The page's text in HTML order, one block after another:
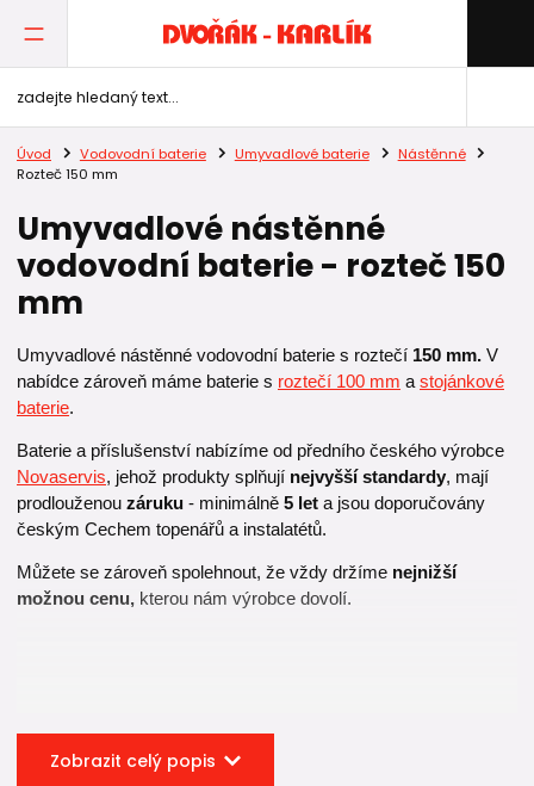
Úvod Vodovodní baterie Umyvadlové baterie
Nástěnné
Rozteč 150 mm
Umyvadlové nástěnné
vodovodní baterie - rozteč 150
mm
Umyvadlové nástěnné vodovodní baterie s roztečí 150 mm. V
nabídce zároveň máme baterie s roztečí 100 mm a stojánkové
baterie.
Baterie a příslušenství nabízíme od předního českého výrobce
Novaservis, jehož produkty splňují nejvyšší standardy, mají
prodlouženou záruku - minimálně 5 let a jsou doporučovány
českým Cechem topenářů a instalatétů.
Můžete se zároveň spolehnout, že vždy držíme nejnižší
možnou cenu, kterou nám výrobce dovolí.
Zobrazit celý popis